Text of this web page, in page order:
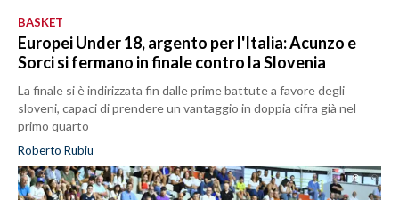
BASKET
Europei Under 18, argento per l'Italia: Acunzo e
Sorci si fermano in finale contro la Slovenia
La finale si è indirizzata fin dalle prime battute a favore degli
sloveni, capaci di prendere un vantaggio in doppia cifra già nel
primo quarto
Roberto Rubiu